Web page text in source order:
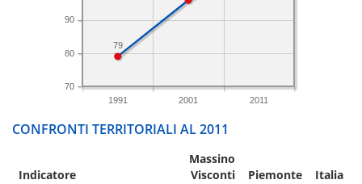
1991 2001 2011
70
80
90
79
CONFRONTI TERRITORIALI AL 2011
Indicatore
Massino
Visconti
Piemonte Italia